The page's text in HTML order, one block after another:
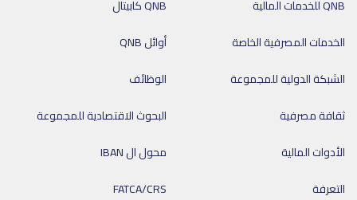
QNB كابيتال
QNB للخدمات المالية
أوائل QNB
الخدمات المصرفية الخاصة
الوظائف
الشبكة الدولية للمجموعة
البحوث الاقتصادية للمجموعة
ثقافة مصرفية
محول ال IBAN
الأدوات المالية
FATCA/CRS
التعرفة